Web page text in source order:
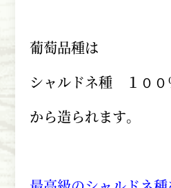
葡萄品種は
シャルドネ種 １００
から造られます。